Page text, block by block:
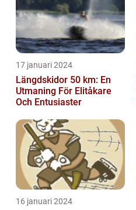
17 januari 2024
Längdskidor 50 km: En
Utmaning För Elitåkare
Och Entusiaster
16 januari 2024